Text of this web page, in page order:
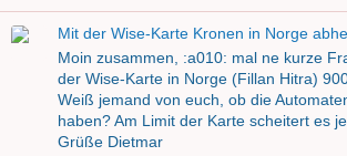
Mit der Wise-Karte Kronen in Norge
Moin zusammen, :a010: mal ne kurze
der Wise-Karte in Norge (Fillan Hitra)
Weiß jemand von euch, ob die
haben? Am Limit der Karte scheitert es
Grüße Dietmar